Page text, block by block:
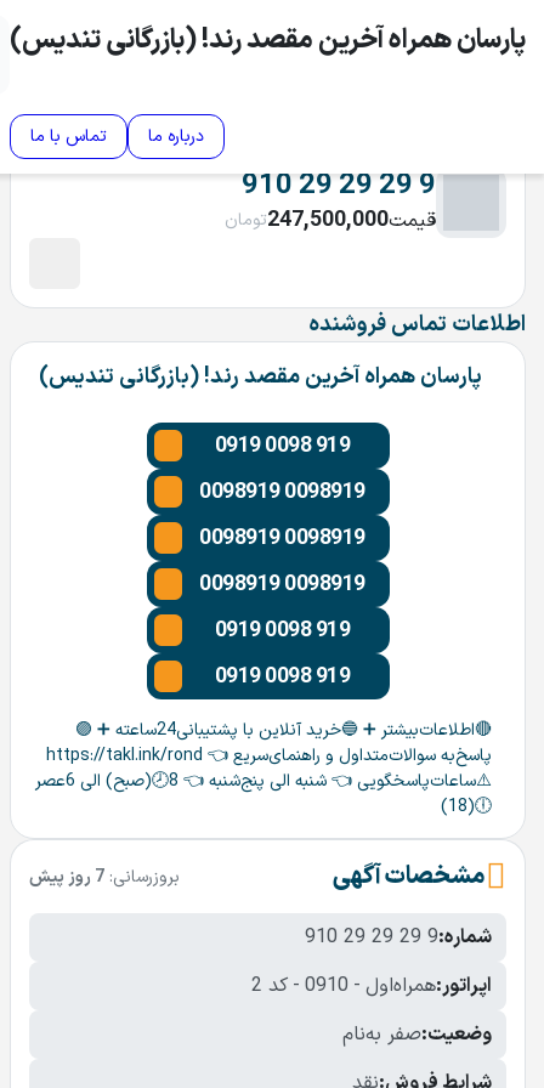
پارسان همراه آخرین مقصد رند! (بازرگانی تندیس)
درباره ما تماس با ما
910 29 29 29 9
قیمت247,500,000تومان
اطلاعات تماس فروشنده
پارسان همراه آخرین مقصد رند! (بازرگانی تندیس)
0919 0098 919
0098919 0098919
0098919 0098919
0098919 0098919
0919 0098 919
0919 0098 919
🔴اطلاعات‌بیشتر ➕ 🔵خرید آنلاین با پشتیبانی24ساعته ➕ 🟣
پاسخ‌به سوالات‌متداول و راهنمای‌سریع 👈 https://takl.ink/rond
⚠️ساعات‌پاسخگویی 👈 شنبه الی پنج‌شنبه 👈 8🕗(صبح) الی 6عصر
🕕(18)
مشخصات آگهی بروزرسانی:7 روز پیش
شماره:910 29 29 29 9
اپراتور:همراه‌اول-
0910
- کد 2
وضعیت:صفر به‌نام